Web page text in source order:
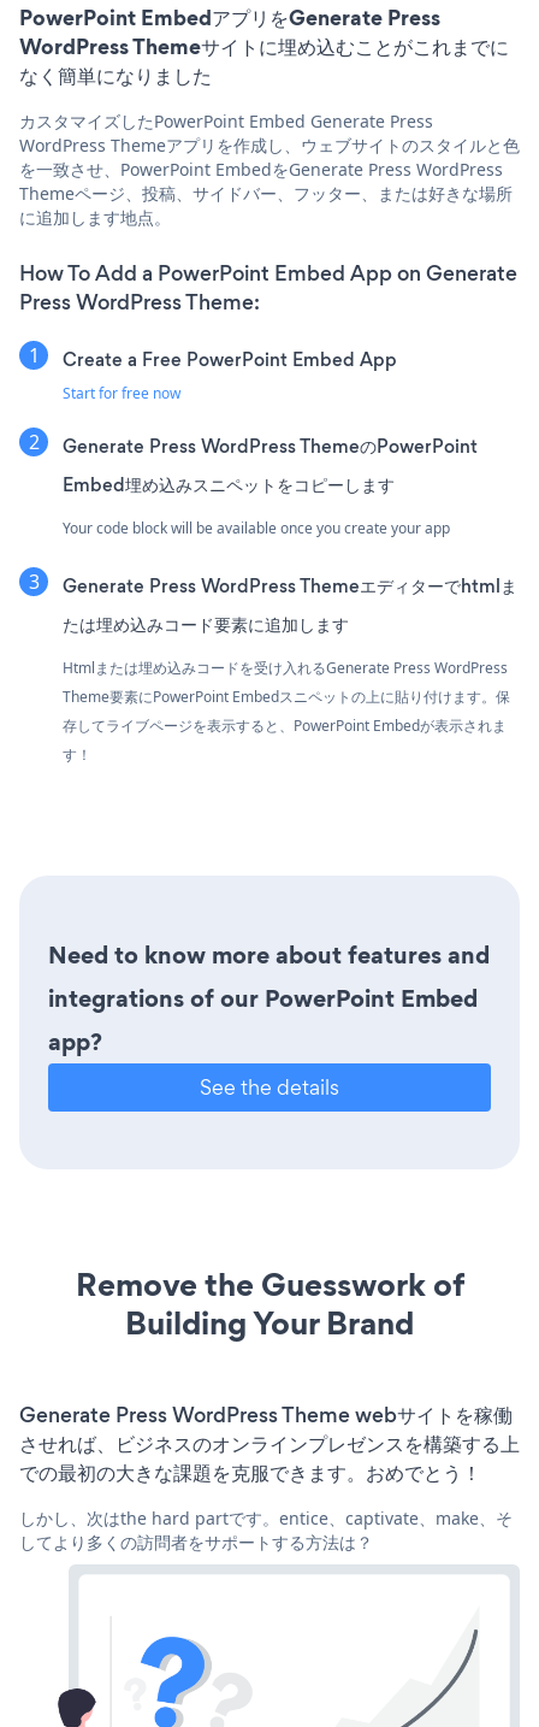
PowerPoint EmbedアプリをGenerate Press
WordPress Themeサイトに埋め込むことがこれまでに
なく簡単になりました
カスタマイズしたPowerPoint Embed Generate Press
WordPress Themeアプリを作成し、ウェブサイトのスタイルと色
を一致させ、PowerPoint EmbedをGenerate Press WordPress
Themeページ、投稿、サイドバー、フッター、または好きな場所
に追加します地点。
How To Add a PowerPoint Embed App on Generate
Press WordPress Theme:
Create a Free PowerPoint Embed App
Start for free now
Generate Press WordPress ThemeのPowerPoint
Embed埋め込みスニペットをコピーします
Your code block will be available once you create your app
Generate Press WordPress Themeエディターでhtmlま
たは埋め込みコード要素に追加します
Htmlまたは埋め込みコードを受け入れるGenerate Press WordPress
Theme要素にPowerPoint Embedスニペットの上に貼り付けます。保
存してライブページを表示すると、PowerPoint Embedが表示されま
す！
Need to know more about features and
integrations of our PowerPoint Embed
app?
See the details
Remove the Guesswork of
Building Your Brand
Generate Press WordPress Theme webサイトを稼働
させれば、ビジネスのオンラインプレゼンスを構築する上
での最初の大きな課題を克服できます。おめでとう！
しかし、次はthe hard partです。entice、captivate、make、そ
してより多くの訪問者をサポートする方法は？